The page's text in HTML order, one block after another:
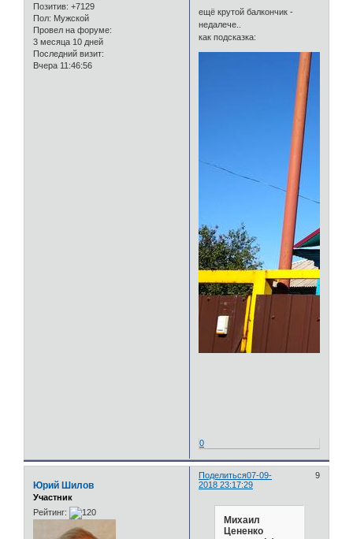
Позитив: +7129
Пол: Мужской
Провел на форуме:
3 месяца 10 дней
Последний визит:
Вчера 11:46:56
ещё крутой балкончик -
недалече..
как подсказка:
0
Поделиться 9
07-09-
2018 23:17:29
Юрий Шилов
Участник
Рейтинг:
Михаил
Цененко